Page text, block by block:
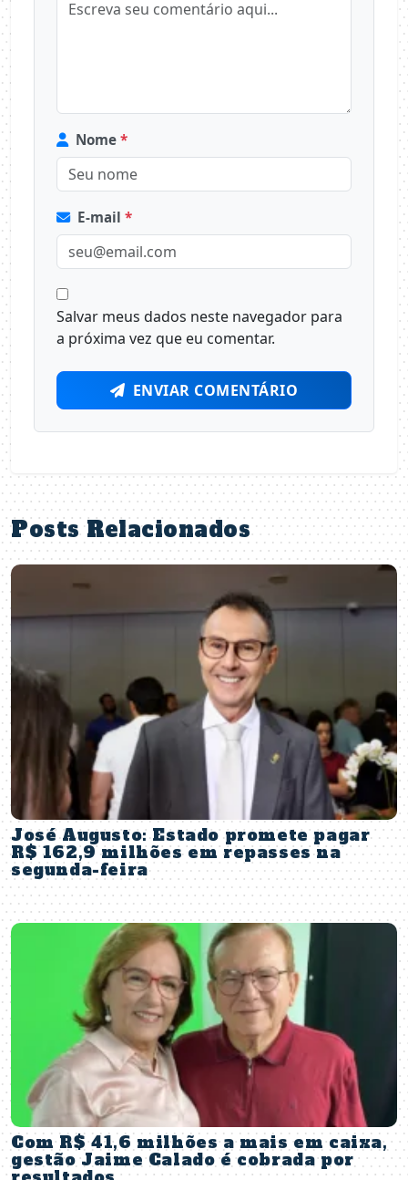
Nome *
E-mail *
Salvar meus dados neste navegador para
a próxima vez que eu comentar.
ENVIAR COMENTÁRIO
Posts Relacionados
José Augusto: Estado promete pagar
R$ 162,9 milhões em repasses na
segunda-feira
Com R$ 41,6 milhões a mais em caixa,
gestão Jaime Calado é cobrada por